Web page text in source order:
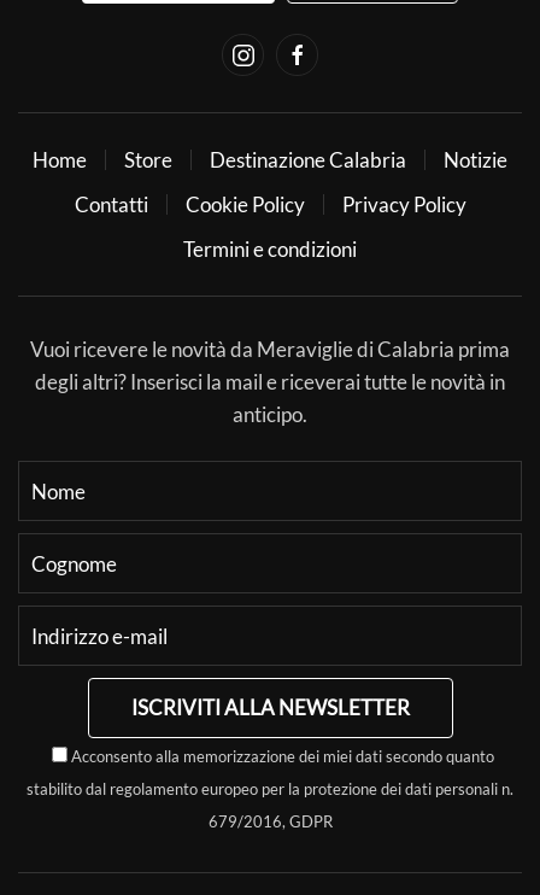
Home Store Destinazione Calabria
Notizie
Contatti
Cookie Policy
Privacy Policy
Termini e condizioni
Vuoi ricevere le novità da Meraviglie di Calabria prima
degli altri? Inserisci la mail e riceverai tutte le novità in
anticipo.
ISCRIVITI ALLA NEWSLETTER
Acconsento alla memorizzazione dei miei dati secondo quanto
stabilito dal regolamento europeo per la protezione dei dati personali n.
679/2016, GDPR